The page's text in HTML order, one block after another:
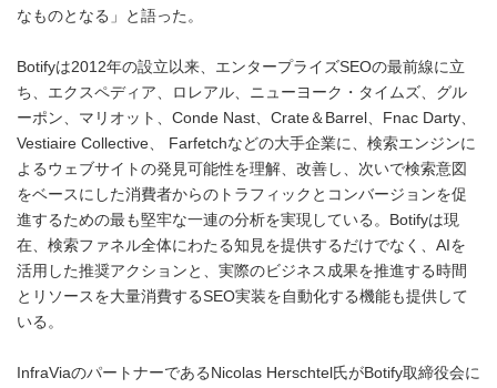
なものとなる」と語った。
Botifyは2012年の設立以来、エンタープライズSEOの最前線に立
ち、エクスペディア、ロレアル、ニューヨーク・タイムズ、グル
ーポン、マリオット、Conde Nast、Crate＆Barrel、Fnac Darty、
Vestiaire Collective、 Farfetchなどの大手企業に、検索エンジンに
よるウェブサイトの発見可能性を理解、改善し、次いで検索意図
をベースにした消費者からのトラフィックとコンバージョンを促
進するための最も堅牢な一連の分析を実現している。Botifyは現
在、検索ファネル全体にわたる知見を提供するだけでなく、AIを
活用した推奨アクションと、実際のビジネス成果を推進する時間
とリソースを大量消費するSEO実装を自動化する機能も提供して
いる。
InfraViaのパートナーであるNicolas Herschtel氏がBotify取締役会に